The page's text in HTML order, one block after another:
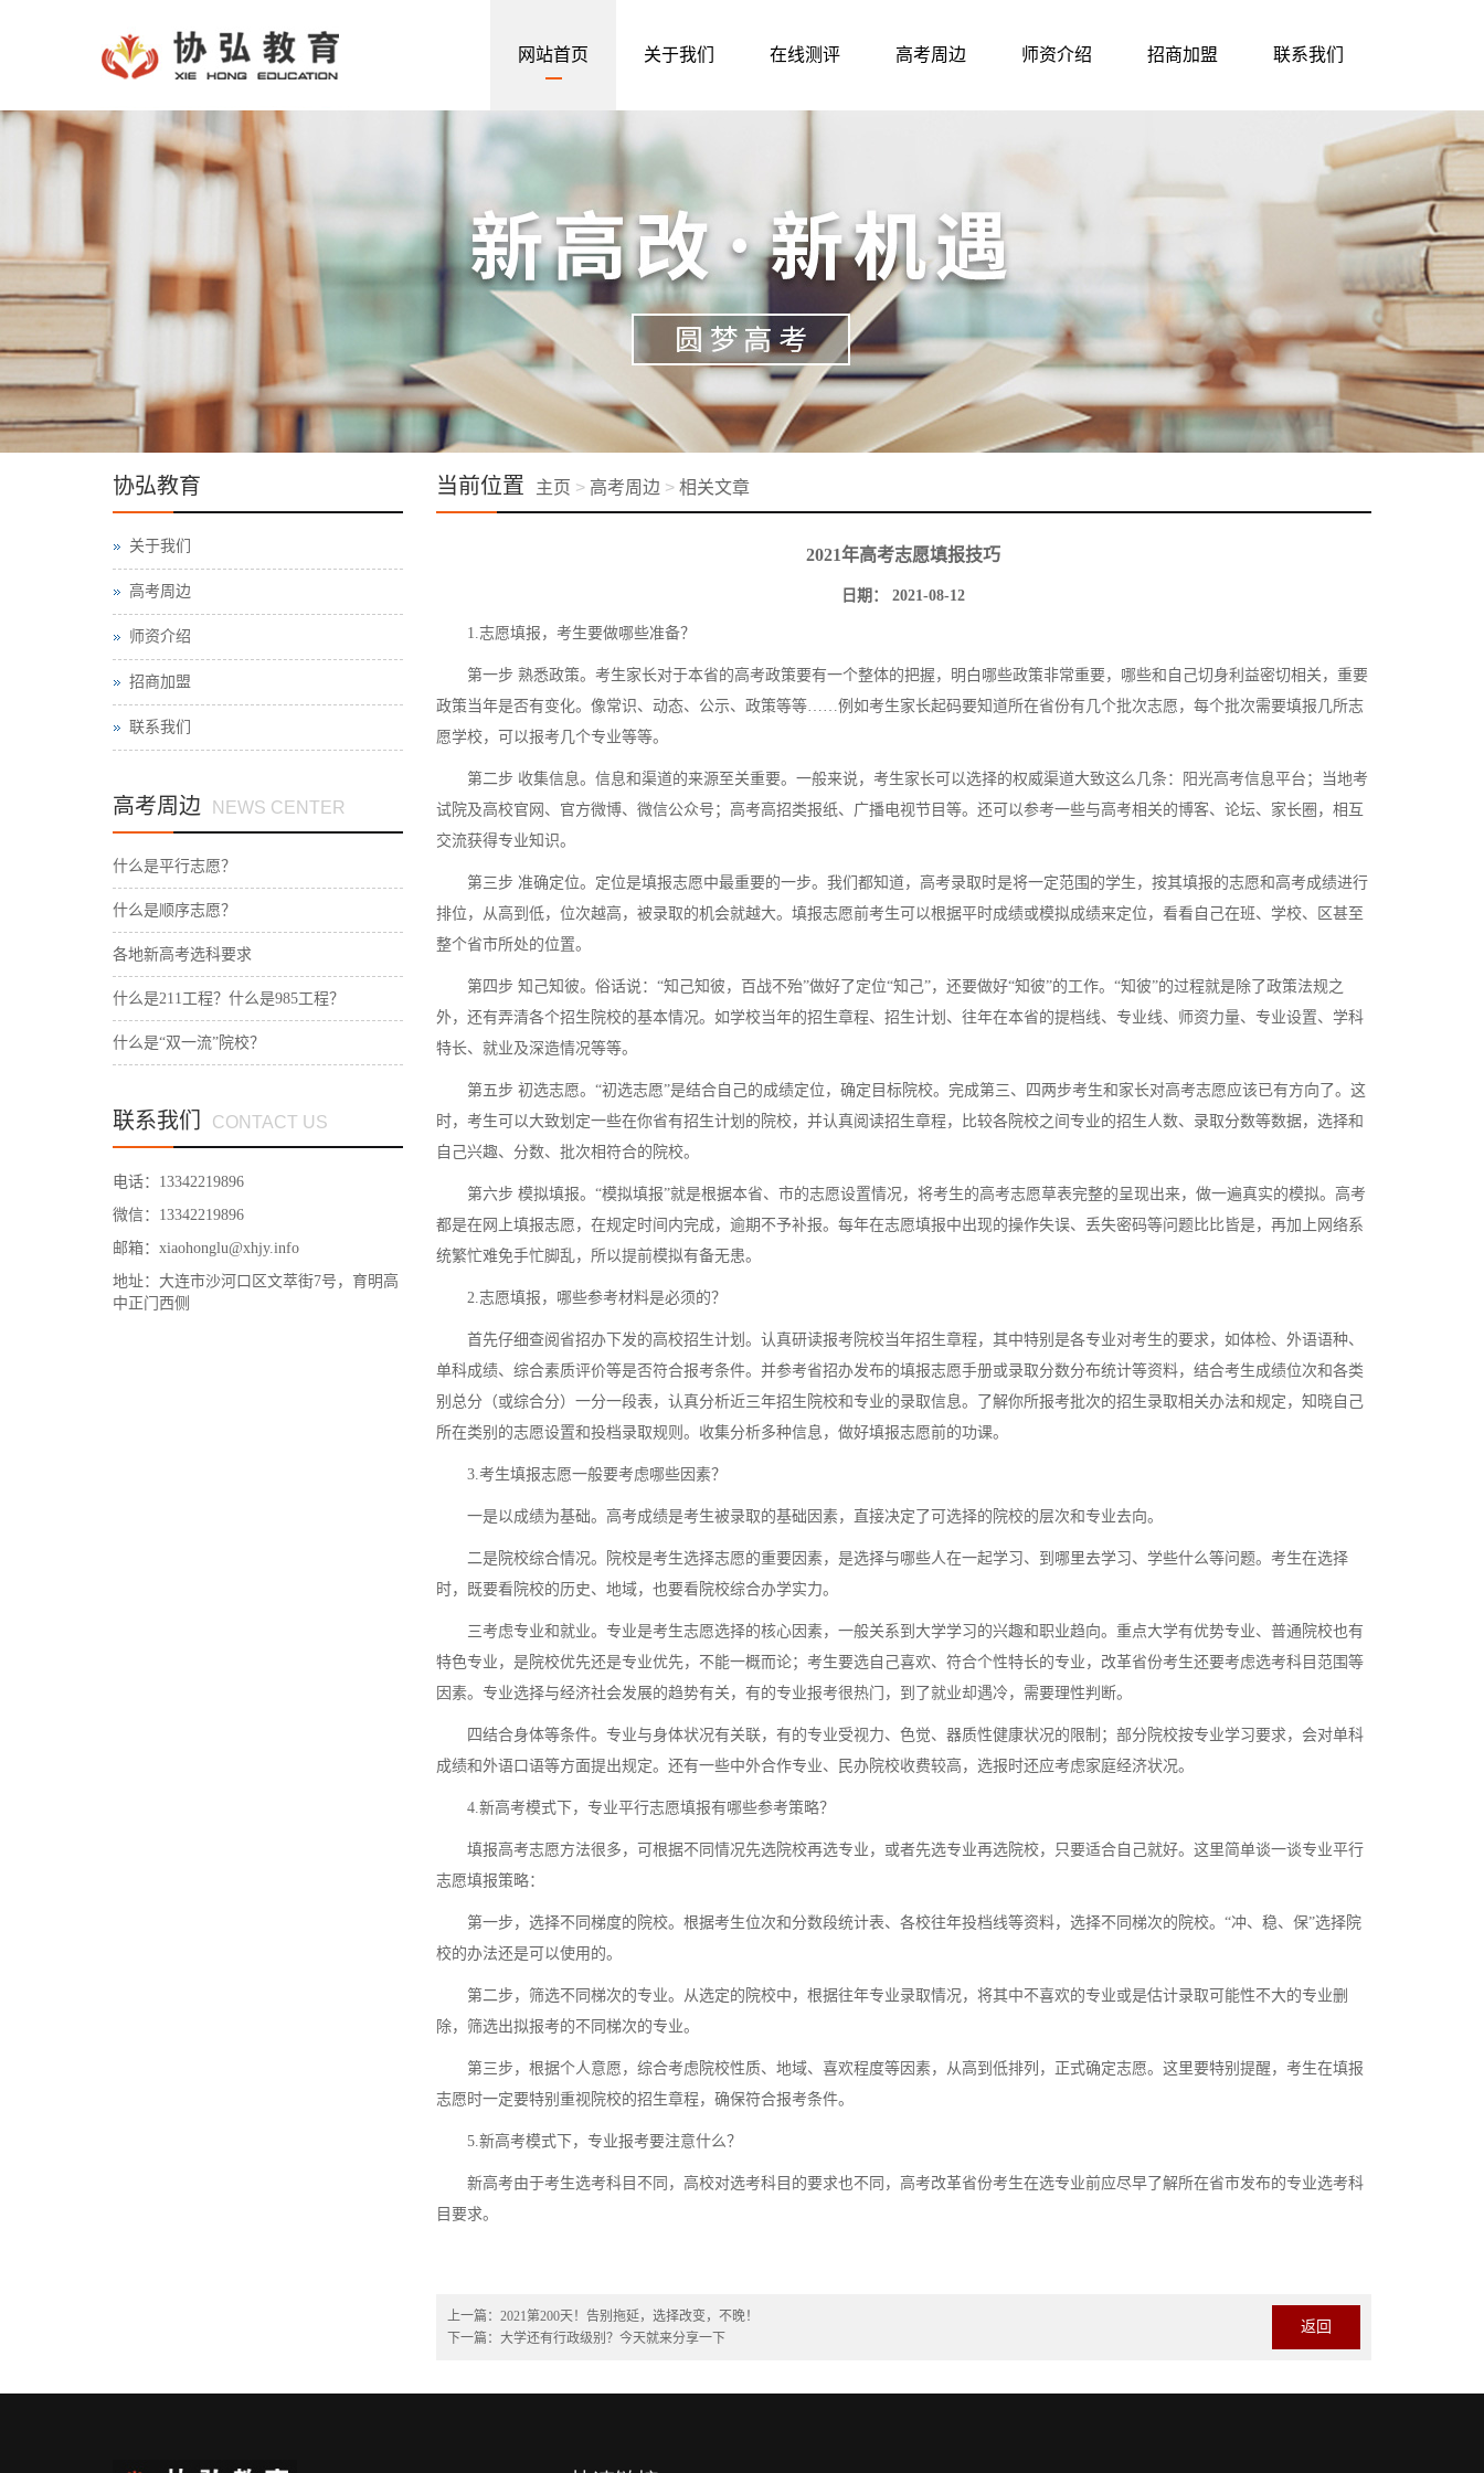
网站首页 关于我们 在线测评 高考周边 师资介绍 招商加盟 联系我们
当前位置 主页 > 高考周边 > 相关文章
2021年高考志愿填报技巧
日期： 2021-08-12
1.志愿填报，考生要做哪些准备？
第一步 熟悉政策。考生家长对于本省的高考政策要有一个整体的把握，明白哪些政策非常重要，哪些和自己切身利益密切相关，重要
政策当年是否有变化。像常识、动态、公示、政策等等……例如考生家长起码要知道所在省份有几个批次志愿，每个批次需要填报几所志
愿学校，可以报考几个专业等等。
第二步 收集信息。信息和渠道的来源至关重要。一般来说，考生家长可以选择的权威渠道大致这么几条：阳光高考信息平台；当地考
试院及高校官网、官方微博、微信公众号；高考高招类报纸、广播电视节目等。还可以参考一些与高考相关的博客、论坛、家长圈，相互
交流获得专业知识。
第三步 准确定位。定位是填报志愿中最重要的一步。我们都知道，高考录取时是将一定范围的学生，按其填报的志愿和高考成绩进行
排位，从高到低，位次越高，被录取的机会就越大。填报志愿前考生可以根据平时成绩或模拟成绩来定位，看看自己在班、学校、区甚至
整个省市所处的位置。
第四步 知己知彼。俗话说：“知己知彼，百战不殆”做好了定位“知己”，还要做好“知彼”的工作。“知彼”的过程就是除了政策法规之
外，还有弄清各个招生院校的基本情况。如学校当年的招生章程、招生计划、往年在本省的提档线、专业线、师资力量、专业设置、学科
特长、就业及深造情况等等。
第五步 初选志愿。“初选志愿”是结合自己的成绩定位，确定目标院校。完成第三、四两步考生和家长对高考志愿应该已有方向了。这
时，考生可以大致划定一些在你省有招生计划的院校，并认真阅读招生章程，比较各院校之间专业的招生人数、录取分数等数据，选择和
自己兴趣、分数、批次相符合的院校。
第六步 模拟填报。“模拟填报”就是根据本省、市的志愿设置情况，将考生的高考志愿草表完整的呈现出来，做一遍真实的模拟。高考
都是在网上填报志愿，在规定时间内完成，逾期不予补报。每年在志愿填报中出现的操作失误、丢失密码等问题比比皆是，再加上网络系
统繁忙难免手忙脚乱，所以提前模拟有备无患。
2.志愿填报，哪些参考材料是必须的？
首先仔细查阅省招办下发的高校招生计划。认真研读报考院校当年招生章程，其中特别是各专业对考生的要求，如体检、外语语种、
单科成绩、综合素质评价等是否符合报考条件。并参考省招办发布的填报志愿手册或录取分数分布统计等资料，结合考生成绩位次和各类
别总分（或综合分）一分一段表，认真分析近三年招生院校和专业的录取信息。了解你所报考批次的招生录取相关办法和规定，知晓自己
所在类别的志愿设置和投档录取规则。收集分析多种信息，做好填报志愿前的功课。
3.考生填报志愿一般要考虑哪些因素？
一是以成绩为基础。高考成绩是考生被录取的基础因素，直接决定了可选择的院校的层次和专业去向。
二是院校综合情况。院校是考生选择志愿的重要因素，是选择与哪些人在一起学习、到哪里去学习、学些什么等问题。考生在选择
时，既要看院校的历史、地域，也要看院校综合办学实力。
三考虑专业和就业。专业是考生志愿选择的核心因素，一般关系到大学学习的兴趣和职业趋向。重点大学有优势专业、普通院校也有
特色专业，是院校优先还是专业优先，不能一概而论；考生要选自己喜欢、符合个性特长的专业，改革省份考生还要考虑选考科目范围等
因素。专业选择与经济社会发展的趋势有关，有的专业报考很热门，到了就业却遇冷，需要理性判断。
四结合身体等条件。专业与身体状况有关联，有的专业受视力、色觉、器质性健康状况的限制；部分院校按专业学习要求，会对单科
成绩和外语口语等方面提出规定。还有一些中外合作专业、民办院校收费较高，选报时还应考虑家庭经济状况。
4.新高考模式下，专业平行志愿填报有哪些参考策略？
填报高考志愿方法很多，可根据不同情况先选院校再选专业，或者先选专业再选院校，只要适合自己就好。这里简单谈一谈专业平行
志愿填报策略：
第一步，选择不同梯度的院校。根据考生位次和分数段统计表、各校往年投档线等资料，选择不同梯次的院校。“冲、稳、保”选择院
校的办法还是可以使用的。
第二步，筛选不同梯次的专业。从选定的院校中，根据往年专业录取情况，将其中不喜欢的专业或是估计录取可能性不大的专业删
除，筛选出拟报考的不同梯次的专业。
第三步，根据个人意愿，综合考虑院校性质、地域、喜欢程度等因素，从高到低排列，正式确定志愿。这里要特别提醒，考生在填报
志愿时一定要特别重视院校的招生章程，确保符合报考条件。
5.新高考模式下，专业报考要注意什么？
新高考由于考生选考科目不同，高校对选考科目的要求也不同，高考改革省份考生在选专业前应尽早了解所在省市发布的专业选考科
目要求。
上一篇： 2021第200天！告别拖延，选择改变，不晚！
下一篇： 大学还有行政级别？今天就来分享一下
返回
协弘教育
关于我们
高考周边
师资介绍
招商加盟
联系我们
高考周边 NEWS CENTER
什么是平行志愿？
什么是顺序志愿？
各地新高考选科要求
什么是211工程？什么是985工程？
什么是“双一流”院校？
联系我们 CONTACT US
电话：13342219896
微信：13342219896
邮箱：xiaohonglu@xhjy.info
地址：大连市沙河口区文萃街7号，育明高
中正门西侧